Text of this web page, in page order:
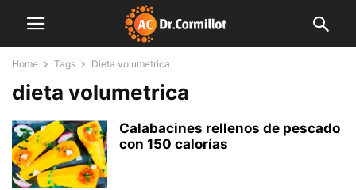
Home Tags Dieta volumetrica
dieta volumetrica
Calabacines rellenos de pescado
con 150 calorías